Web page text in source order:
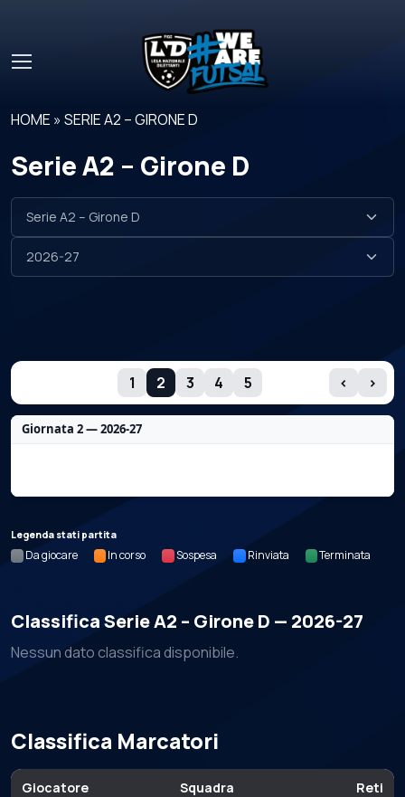
HOME »SERIE A2 – GIRONE D
Serie A2 – Girone D
1 2 3 4 5 ‹ ›
Giornata 2 — 2026-27
Legenda stati partita
Da giocare In corso Sospesa Rinviata Terminata
Classifica Serie A2 – Girone D — 2026-27
Nessun dato classifica disponibile.
Classifica Marcatori
Giocatore Squadra Reti